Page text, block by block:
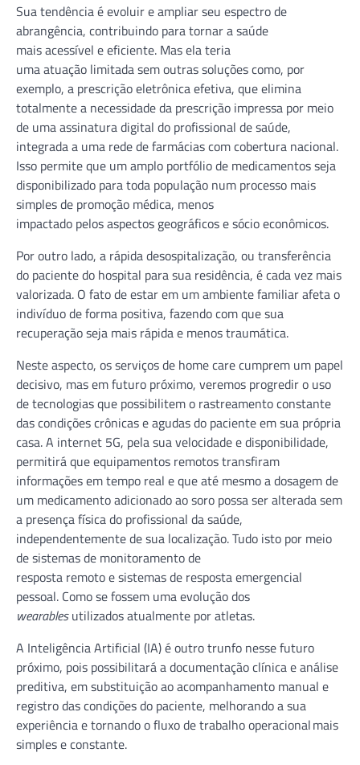
Sua tendência é evoluir e ampliar seu espectro de
abrangência, contribuindo para tornar a saúde
mais acessível e eficiente. Mas ela teria
uma atuação limitada sem outras soluções como, por
exemplo, a prescrição eletrônica efetiva, que elimina
totalmente a necessidade da prescrição impressa por meio
de uma assinatura digital do profissional de saúde,
integrada a uma rede de farmácias com cobertura nacional.
Isso permite que um amplo portfólio de medicamentos seja
disponibilizado para toda população num processo mais
simples de promoção médica, menos
impactado pelos aspectos geográficos e sócio econômicos.
Por outro lado, a rápida desospitalização, ou transferência
do paciente do hospital para sua residência, é cada vez mais
valorizada. O fato de estar em um ambiente familiar afeta o
indivíduo de forma positiva, fazendo com que sua
recuperação seja mais rápida e menos traumática.
Neste aspecto, os serviços de home care cumprem um papel
decisivo, mas em futuro próximo, veremos progredir o uso
de tecnologias que possibilitem o rastreamento constante
das condições crônicas e agudas do paciente em sua própria
casa. A internet 5G, pela sua velocidade e disponibilidade,
permitirá que equipamentos remotos transfiram
informações em tempo real e que até mesmo a dosagem de
um medicamento adicionado ao soro possa ser alterada sem
a presença física do profissional da saúde,
independentemente de sua localização. Tudo isto por meio
de sistemas de monitoramento de
resposta remoto e sistemas de resposta emergencial
pessoal. Como se fossem uma evolução dos
wearablesutilizados atualmente por atletas.
A Inteligência Artificial (IA) é outro trunfo nesse futuro
próximo, pois possibilitará a documentação clínica e análise
preditiva, em substituição ao acompanhamento manual e
registro das condições do paciente, melhorando a sua
experiência e tornando o fluxo de trabalho operacional mais
simples e constante.